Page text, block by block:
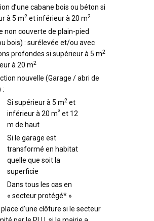
d’une cabane bois ou béton si
à 5 m2 et inférieur à 20 m2
non couverte de plain-pied
bois) : surélevée et/ou avec
profondes si supérieur à 5 m2
à 20 m2
nouvelle (Garage / abri de
:
Si supérieur à 5 m2 et
inférieur à 20 m² et 12
m de haut
Si le garage est
transformé en habitat
quelle que soit la
superficie
Dans tous les cas en
« secteur protégé* »
place d’une clôture si le secteur